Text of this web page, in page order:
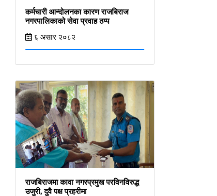
कर्मचारी आन्दोलनका कारण राजबिराज
नगरपालिकाको सेवा प्रवाह ठप्प
६ असार २०८२
राजबिराजमा कावा नगरप्रमुख परविनविरुद्ध
उजुरी, दुवै पक्ष प्रहरीमा